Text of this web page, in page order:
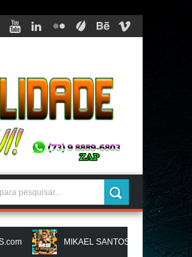
MIKAEL SANTOS - MS IN BREGA VI -